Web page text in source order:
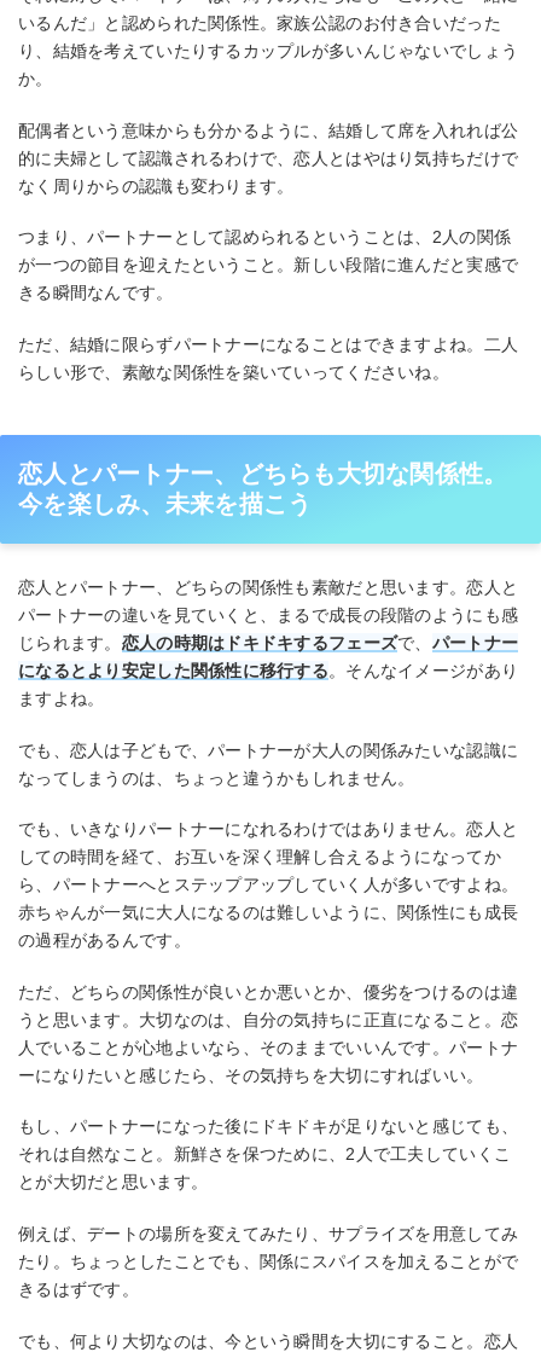
いるんだ」と認められた関係性。家族公認のお付き合いだった
り、結婚を考えていたりするカップルが多いんじゃないでしょう
か。
配偶者という意味からも分かるように、結婚して席を入れれば公
的に夫婦として認識されるわけで、恋人とはやはり気持ちだけで
なく周りからの認識も変わります。
つまり、パートナーとして認められるということは、2人の関係
が一つの節目を迎えたということ。新しい段階に進んだと実感で
きる瞬間なんです。
ただ、結婚に限らずパートナーになることはできますよね。二人
らしい形で、素敵な関係性を築いていってくださいね。
恋人とパートナー、どちらも大切な関係性。
今を楽しみ、未来を描こう
恋人とパートナー、どちらの関係性も素敵だと思います。恋人と
パートナーの違いを見ていくと、まるで成長の段階のようにも感
じられます。 恋人の時期はドキドキするフェーズで、 パートナー
になるとより安定した関係性に移行する。そんなイメージがあり
ますよね。
でも、恋人は子どもで、パートナーが大人の関係みたいな認識に
なってしまうのは、ちょっと違うかもしれません。
でも、いきなりパートナーになれるわけではありません。恋人と
しての時間を経て、お互いを深く理解し合えるようになってか
ら、パートナーへとステップアップしていく人が多いですよね。
赤ちゃんが一気に大人になるのは難しいように、関係性にも成長
の過程があるんです。
ただ、どちらの関係性が良いとか悪いとか、優劣をつけるのは違
うと思います。大切なのは、自分の気持ちに正直になること。恋
人でいることが心地よいなら、そのままでいいんです。パートナ
ーになりたいと感じたら、その気持ちを大切にすればいい。
もし、パートナーになった後にドキドキが足りないと感じても、
それは自然なこと。新鮮さを保つために、2人で工夫していくこ
とが大切だと思います。
例えば、デートの場所を変えてみたり、サプライズを用意してみ
たり。ちょっとしたことでも、関係にスパイスを加えることがで
きるはずです。
でも、何より大切なのは、今という瞬間を大切にすること。恋人